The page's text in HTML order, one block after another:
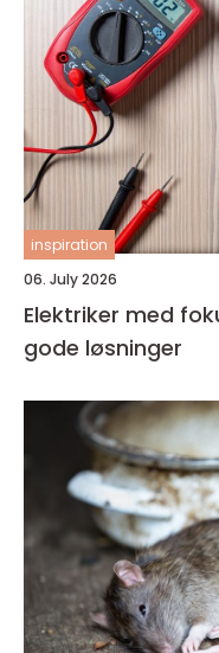
inspiration
06. July 2026
Elektriker med
gode løsninger